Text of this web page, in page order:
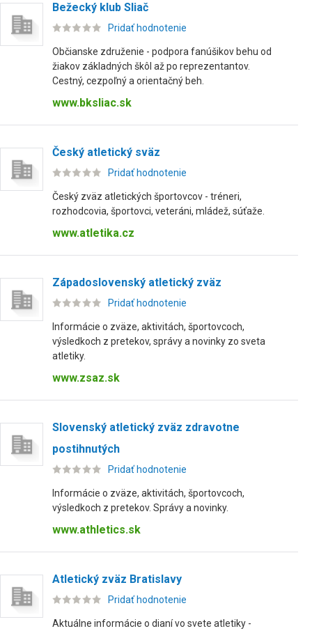
Bežecký klub Sliač
Pridať hodnotenie
Občianske združenie - podpora fanúšikov behu od
žiakov základných škôl až po reprezentantov.
Cestný, cezpoľný a orientačný beh.
www.bksliac.sk
Český atletický sväz
Pridať hodnotenie
Český zväz atletických športovcov - tréneri,
rozhodcovia, športovci, veteráni, mládež, súťaže.
www.atletika.cz
Západoslovenský atletický zväz
Pridať hodnotenie
Informácie o zväze, aktivitách, športovcoch,
výsledkoch z pretekov, správy a novinky zo sveta
atletiky.
www.zsaz.sk
Slovenský atletický zväz zdravotne
postihnutých
Pridať hodnotenie
Informácie o zväze, aktivitách, športovcoch,
výsledkoch z pretekov. Správy a novinky.
www.athletics.sk
Atletický zväz Bratislavy
Pridať hodnotenie
Aktuálne informácie o dianí vo svete atletiky -